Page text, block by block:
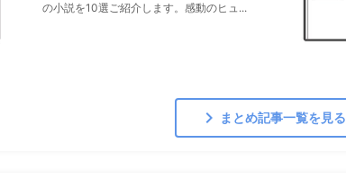
の小説を10選ご紹介します。感動のヒュ...
chevron_right まとめ記事一覧を見る